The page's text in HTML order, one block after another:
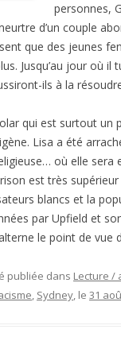
personnes,
d’un couple
que des jeunes
Jusqu’au jour où
ils à la
qui est surtout un
Lisa a été
où elle sera
est très
blancs et la
par Upfield et
le point de vue
publiée dans Lecture /
, Sydney, le 31